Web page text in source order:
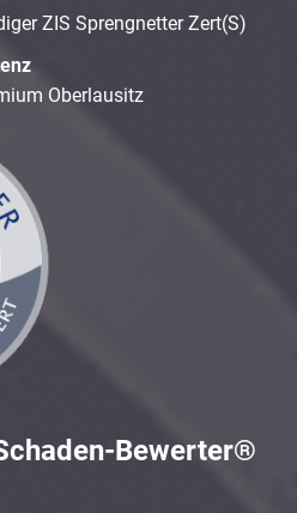
ZIS Sprengnetter Zert(S)
Oberlausitz
Bewerter®